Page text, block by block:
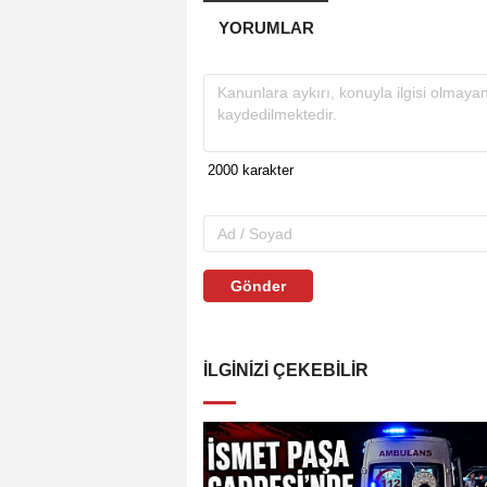
YORUMLAR
Gönder
İLGINIZI ÇEKEBILIR